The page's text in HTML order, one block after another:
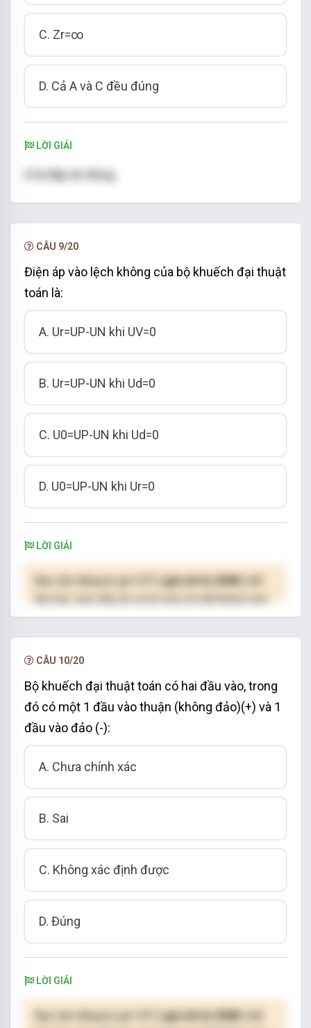
C. Zr=∞
D. Cả A và C đều đúng
LỜI GIẢI
A là đáp án đúng
CÂU 9/20
Điện áp vào lệch không của bộ khuếch đại thuật
toán là:
A. Ur=UP-UN khi UV=0
B. Ur=UP-UN khi Ud=0
C. U0=UP-UN khi Ud=0
D. U0=UP-UN khi Ur=0
LỜI GIẢI
( giá chỉ từ 250K )
hạn.
CÂU 10/20
Bộ khuếch đại thuật toán có hai đầu vào, trong
đó có một 1 đầu vào thuận (không đảo)(+) và 1
đầu vào đảo (-):
A. Chưa chính xác
B. Sai
C. Không xác định được
D. Đúng
LỜI GIẢI
( giá chỉ từ 250K )